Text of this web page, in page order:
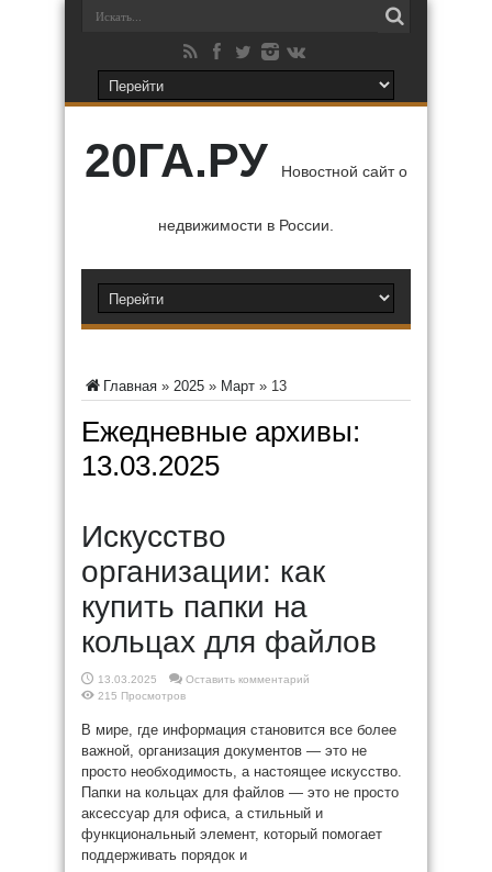
20ГА.РУ Новостной сайт о
недвижимости в России.
Главная » 2025 » Март » 13
Ежедневные архивы:
13.03.2025
Искусство
организации: как
купить папки на
кольцах для файлов
13.03.2025
Оставить комментарий
215 Просмотров
В мире, где информация становится все более
важной, организация документов — это не
просто необходимость, а настоящее искусство.
Папки на кольцах для файлов — это не просто
аксессуар для офиса, а стильный и
функциональный элемент, который помогает
поддерживать порядок и